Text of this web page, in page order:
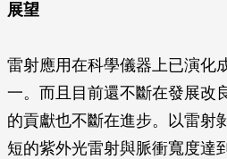
展望
雷射應用在科學儀器上已演化
一。而且目前還不斷在發展改
的貢獻也不斷在進步。以雷射
短的紫外光雷射與脈衝寬度達